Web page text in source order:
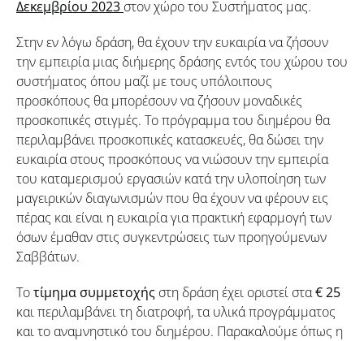
Δεκεμβρίου 2023 στον χώρο του Συστήματος μας.
Στην εν λόγω δράση, θα έχουν την ευκαιρία να ζήσουν
την εμπειρία μιας διήμερης δράσης εντός του χώρου του
συστήματος όπου μαζί με τους υπόλοιπους
προσκόπους θα μπορέσουν να ζήσουν μοναδικές
προσκοπικές στιγμές. Το πρόγραμμα του διημέρου θα
περιλαμβάνει προσκοπικές κατασκευές, θα δώσει την
ευκαιρία στους προσκόπους να νιώσουν την εμπειρία
του καταμερισμού εργασιών κατά την υλοποίηση των
μαγειρικών διαγωνισμών που θα έχουν να φέρουν εις
πέρας και είναι η ευκαιρία για πρακτική εφαρμογή των
όσων έμαθαν στις συγκεντρώσεις των προηγούμενων
Σαββάτων.
Τοτίμημα συμμετοχής στη δράση έχει οριστεί στα€ 25
και περιλαμβάνει τη διατροφή, τα υλικά προγράμματος
και το αναμνηστικό του διημέρου. Παρακαλούμε όπως η